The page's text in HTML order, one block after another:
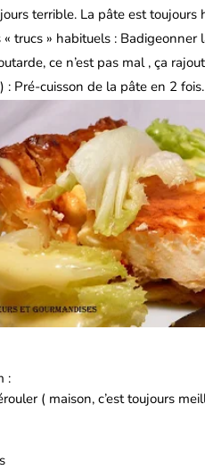
terrible. La pâte est toujours
trucs » habituels : Badigeonner
ce n’est pas mal , ça
: Pré-cuisson de la pâte en 2
:
( maison, c’est toujours